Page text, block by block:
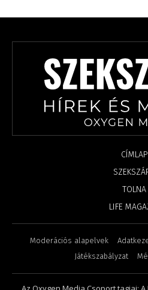
CÍMLAP
TOLNA
LIFE
Moderációs alapelvek
Játékszabályzat